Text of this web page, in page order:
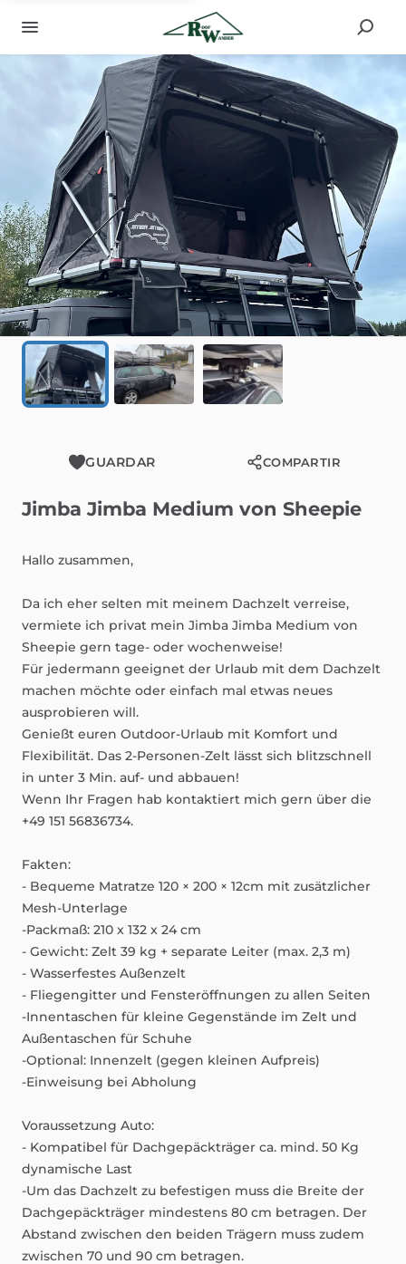
GUARDAR COMPARTIR
Jimba Jimba Medium von Sheepie
Hallo zusammen,
Da ich eher selten mit meinem Dachzelt verreise,
vermiete ich privat mein Jimba Jimba Medium von
Sheepie gern tage- oder wochenweise!
Für jedermann geeignet der Urlaub mit dem Dachzelt
machen möchte oder einfach mal etwas neues
ausprobieren will.
Genießt euren Outdoor-Urlaub mit Komfort und
Flexibilität. Das 2-Personen-Zelt lässt sich blitzschnell
in unter 3 Min. auf- und abbauen!
Wenn Ihr Fragen hab kontaktiert mich gern über die
+49 151 56836734.
Fakten:
- Bequeme Matratze 120 × 200 × 12cm mit zusätzlicher
Mesh-Unterlage
-Packmaß: 210 x 132 x 24 cm
- Gewicht: Zelt 39 kg + separate Leiter (max. 2,3 m)
- Wasserfestes Außenzelt
- Fliegengitter und Fensteröffnungen zu allen Seiten
-Innentaschen für kleine Gegenstände im Zelt und
Außentaschen für Schuhe
-Optional: Innenzelt (gegen kleinen Aufpreis)
-Einweisung bei Abholung
Voraussetzung Auto:
- Kompatibel für Dachgepäckträger ca. mind. 50 Kg
dynamische Last
-Um das Dachzelt zu befestigen muss die Breite der
Dachgepäckträger mindestens 80 cm betragen. Der
Abstand zwischen den beiden Trägern muss zudem
zwischen 70 und 90 cm betragen.